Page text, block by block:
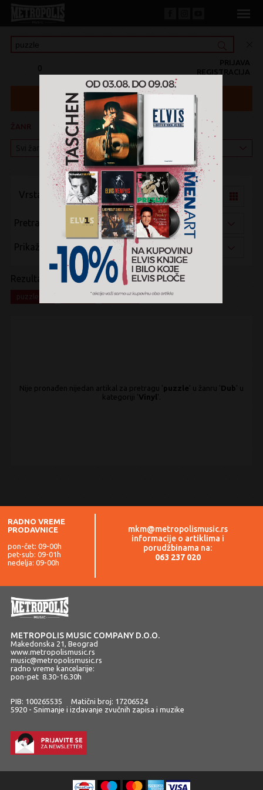
0 REGISTRACIJA
PRIJAVA
KATEGORIJA
Vrsta pregleda:
Pretraži po:
Prikaži po:
Rezultati pretrage:
Vinyl x
Nije pronađen nijedan artikal za pretragu 'puzzle' u žanru 'Dub' u
kategoriji 'Vinyl '.
RADNO VREME
PRODAVNICE
pon-čet: 09-00h
pet-sub: 09-01h
nedelja: 09-00h
mkm@metropolismusic.rs
informacije o artiklima i
porudžbinama na:
063 237 020
METROPOLIS MUSIC COMPANY D.O.O.
Makedonska 21, Beograd
www.metropolismusic.rs
music@metropolismusic.rs
radno vreme kancelarije:
pon-pet 8.30-16.30h
PIB: 100265535 Matični broj: 17206524
5920 - Snimanje i izdavanje zvučnih zapisa i muzike